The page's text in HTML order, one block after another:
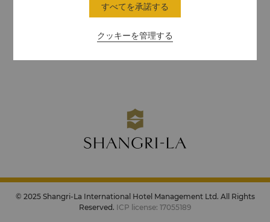
© 2025 Shangri-La International Hotel Management Ltd. All Rights
Reserved. ICP license: 17055189
クッキーを管理する
すべてを承諾する